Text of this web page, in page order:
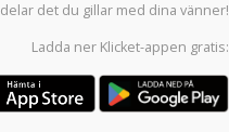
det du gillar med dina vänner!
Ladda ner Klicket-appen gratis: